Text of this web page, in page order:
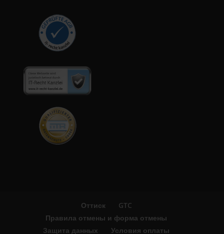
Оттиск
GTC
Правила отмены и форма отмены
Защита данных
Условия оплаты